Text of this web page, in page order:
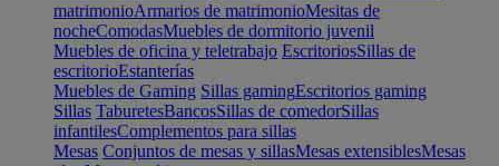
matrimonioArmarios de matrimonioMesitas de
nocheComodasMuebles de dormitorio juvenil
Muebles de oficina y teletrabajo EscritoriosSillas de
escritorioEstanterías
Muebles de Gaming Sillas gamingEscritorios gaming
Sillas TaburetesBancosSillas de comedorSillas
infantilesComplementos para sillas
Mesas Conjuntos de mesas y sillasMesas extensiblesMesas